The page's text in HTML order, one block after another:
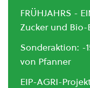
FRÜHJAHRS -
Zucker und
Sonderaktion: -
von Pfanner
EIP-AGRI-